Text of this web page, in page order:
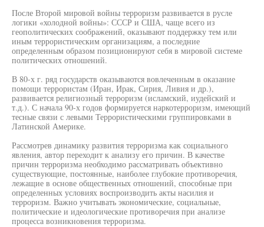
После Второй мировой войны терроризм развивается в русле
логики «холодной войны»: СССР и США, чаще всего из
геополитических соображений, оказывают поддержку тем или
иным террористическим организациям, а последние
определенным образом позиционируют себя в мировой системе
политических отношений.
В 80-х г. ряд государств оказываются вовлеченным в оказание
помощи террористам (Иран, Ирак, Сирия, Ливия и др.),
развивается религиозный терроризм (исламский, иудейский и
т.д.). С начала 90-х годов формируется наркотерроризм, имеющий
тесные связи с левыми Террористическими группировками в
Латинской Америке.
Рассмотрев динамику развития терроризма как социального
явления, автор переходит к анализу его причин. В качестве
причин терроризма необходимо рассматривать объективно
существующие, постоянные, наиболее глубокие противоречия,
лежащие в основе общественных отношений, способные при
определенных условиях воспроизводить акты насилия и
терроризм. Важно учитывать экономические, социальные,
политические и идеологические противоречия при анализе
процесса возникновения терроризма.